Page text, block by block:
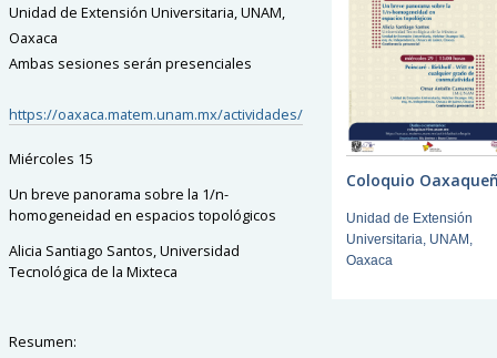
Unidad de Extensión Universitaria, UNAM,
Oaxaca
Ambas sesiones serán presenciales
https://oaxaca.matem.unam.mx/actividades/
Miércoles 15
Un breve panorama sobre la 1/n-
homogeneidad en espacios topológicos
Alicia Santiago Santos, Universidad
Tecnológica de la Mixteca
Resumen:
Coloquio
Unidad de Extensión
Universitaria, UNAM,
Oaxaca